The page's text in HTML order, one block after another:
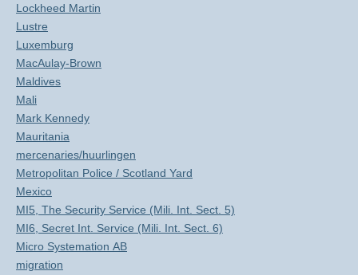
Lockheed Martin
Lustre
Luxemburg
MacAulay-Brown
Maldives
Mali
Mark Kennedy
Mauritania
mercenaries/huurlingen
Metropolitan Police / Scotland Yard
Mexico
MI5, The Security Service (Mili. Int. Sect. 5)
MI6, Secret Int. Service (Mili. Int. Sect. 6)
Micro Systemation AB
migration